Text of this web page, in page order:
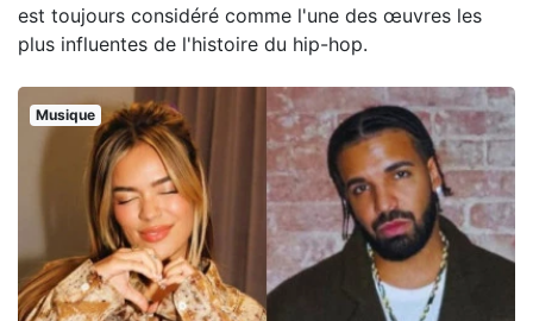
est toujours considéré comme l'une des œuvres les
plus influentes de l'histoire du hip-hop.
Musique